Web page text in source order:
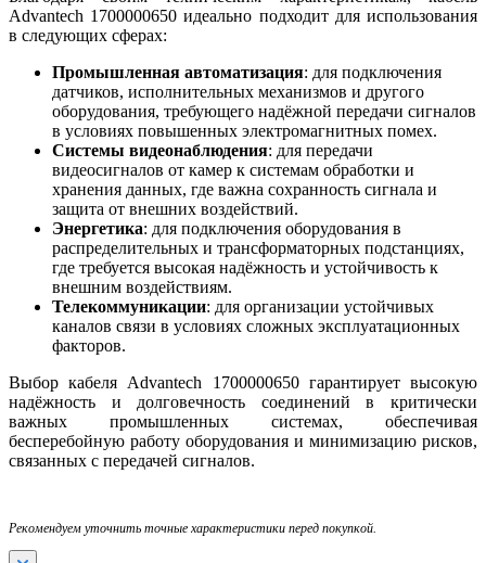
Advantech 1700000650 идеально подходит для использования
в следующих сферах:
Промышленная автоматизация: для подключения
датчиков, исполнительных механизмов и другого
оборудования, требующего надёжной передачи сигналов
в условиях повышенных электромагнитных помех.
Системы видеонаблюдения: для передачи
видеосигналов от камер к системам обработки и
хранения данных, где важна сохранность сигнала и
защита от внешних воздействий.
Энергетика: для подключения оборудования в
распределительных и трансформаторных подстанциях,
где требуется высокая надёжность и устойчивость к
внешним воздействиям.
Телекоммуникации: для организации устойчивых
каналов связи в условиях сложных эксплуатационных
факторов.
Выбор кабеля Advantech 1700000650 гарантирует высокую
надёжность и долговечность соединений в критически
важных промышленных системах, обеспечивая
бесперебойную работу оборудования и минимизацию рисков,
связанных с передачей сигналов.
Рекомендуем уточнить точные характеристики перед покупкой.